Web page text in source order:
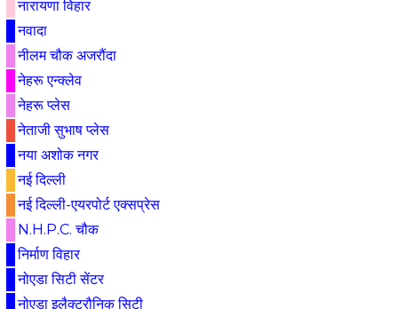
नारायणा विहार
नवादा
नीलम चौक अजरौंदा
नेहरू एन्क्लेव
नेहरू प्लेस
नेताजी सुभाष प्लेस
नया अशोक नगर
नई दिल्ली
नई दिल्ली-एयरपोर्ट एक्सप्रेस
N.H.P.C. चौक
निर्माण विहार
नोएडा सिटी सेंटर
नोएडा इलैक्ट्रौनिक सिटी